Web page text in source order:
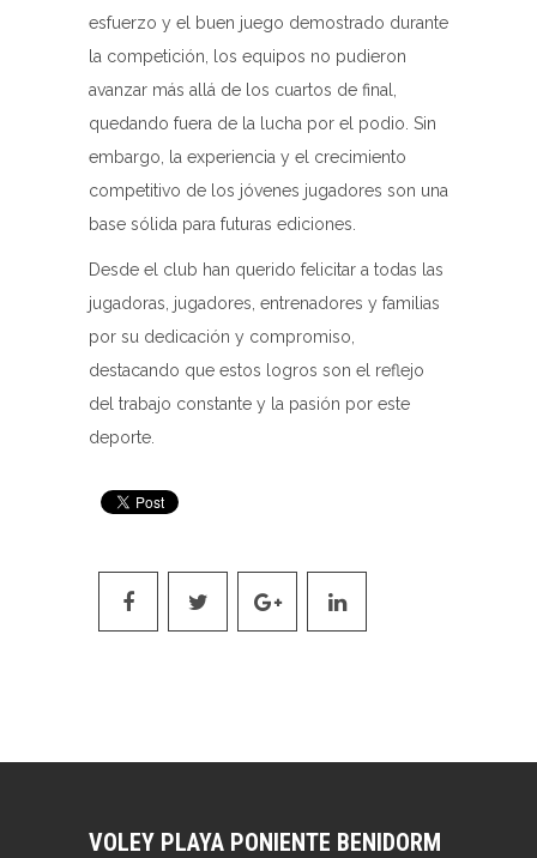
esfuerzo y el buen juego demostrado durante
la competición, los equipos no pudieron
avanzar más allá de los cuartos de final,
quedando fuera de la lucha por el podio. Sin
embargo, la experiencia y el crecimiento
competitivo de los jóvenes jugadores son una
base sólida para futuras ediciones.
Desde el club han querido felicitar a todas las
jugadoras, jugadores, entrenadores y familias
por su dedicación y compromiso,
destacando que estos logros son el reflejo
del trabajo constante y la pasión por este
deporte.
VOLEY PLAYA PONIENTE BENIDORM